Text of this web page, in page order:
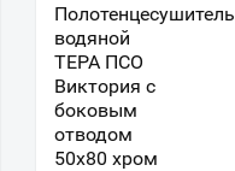
Полотенцесушитель
водяной
ТЕРА ПСО
Виктория с
боковым
отводом
50x80 хром